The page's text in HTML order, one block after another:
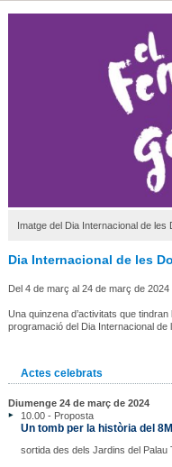
Imatge del Dia Internacional de les
Dia Internacional de les
Del 4 de març al 24 de març de 2024
Una quinzena d’activitats que
programació del Dia Internacional de
Actes celebrats
Diumenge 24 de març de 2024
10.00 - Proposta
Un tomb per la història del
sortida des dels Jardins del Palau